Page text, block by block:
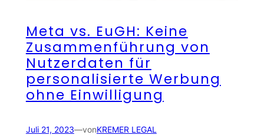
Meta vs. EuGH: Keine
Zusammenführung von
Nutzerdaten für
personalisierte Werbung
ohne Einwilligung
Juli 21, 2023—vonKREMER LEGAL